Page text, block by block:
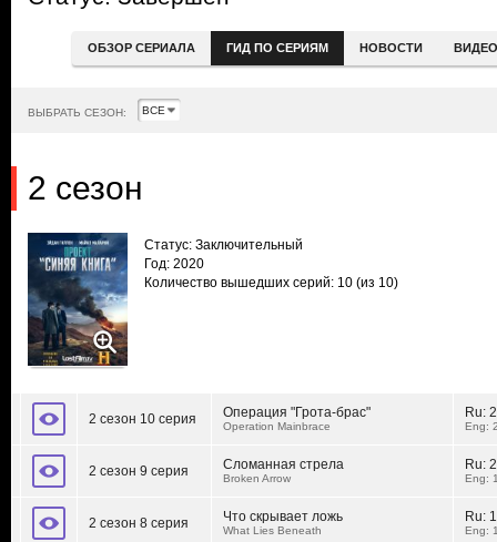
ОБЗОР СЕРИАЛА ГИД ПО СЕРИЯМ НОВОСТИ ВИДЕО
ВЫБРАТЬ СЕЗОН:
2 сезон
Статус: Заключительный
Год: 2020
Количество вышедших серий: 10 (из 10)
2 сезон 10 серия Операция "Грота-брас"
Operation Mainbrace
Ru:
Eng:
2 сезон 9 серия Сломанная стрела
Broken Arrow
Ru:
Eng:
2 сезон 8 серия Что скрывает ложь
What Lies Beneath
Ru:
Eng: